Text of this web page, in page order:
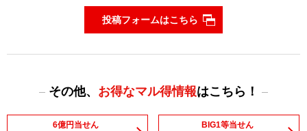
投稿フォームはこちら
その他、 お得なマル得情報はこちら！
6億円当せん
BIG1等当せん